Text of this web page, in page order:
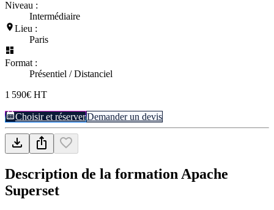
Niveau :
Intermédiaire
Lieu :
Paris
Format :
Présentiel / Distanciel
1 590€ HT
Choisir et réserverDemander un devis
Description de la formation Apache
Superset